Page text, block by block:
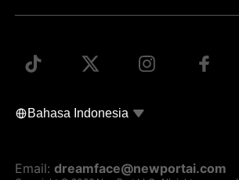
Email:dreamface@newportai.com